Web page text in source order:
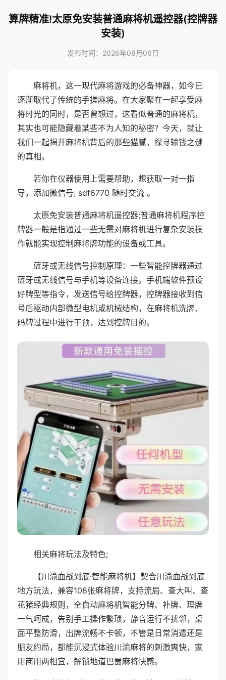
算牌精准!太原免安装普通麻将机遥控器(控牌器
安装)
发布时间：2026年08月06日
麻将机，这一现代麻将游戏的必备神器，如今已
逐渐取代了传统的手搓麻将。在大家聚在一起享受麻
将时光的同时，是否曾想过，这看似普通的麻将机，
其实也可能隐藏着某些不为人知的秘密？今天，就让
我们一起揭开麻将机背后的那些猫腻，探寻输钱之谜
的真相。
若你在仪器使用上需要帮助，想获取一对一指
导，添加微信号; sdf6770 随时交流 。
太原免安装普通麻将机遥控器;普通麻将机程序控
牌器一般是指通过一些无需对麻将机进行复杂安装操
作就能实现控制麻将牌功能的设备或工具。
蓝牙或无线信号控制原理：一些智能控牌器通过
蓝牙或无线信号与手机等设备连接。手机端软件预设
好牌型等指令，发送信号给控牌器，控牌器接收到信
号后驱动内部微型电机或机械结构，在麻将机洗牌、
码牌过程中进行干预，达到控牌目的。
相关麻将玩法及特色;
【川渝血战到底·智能麻将机】契合川渝血战到底
地方玩法，兼容108张麻将牌，支持流局、查大叫、查
花猪经典规则，全自动麻将机智能分牌、补牌、理牌
一气呵成，告别手工操作繁琐，静音运行不扰邻，桌
面平整防滑，出牌流畅不卡顿，不管是日常消遣还是
朋友约局，都能沉浸式体验川渝麻将的刺激爽快，家
用商用两相宜，解锁地道巴蜀麻将快感。